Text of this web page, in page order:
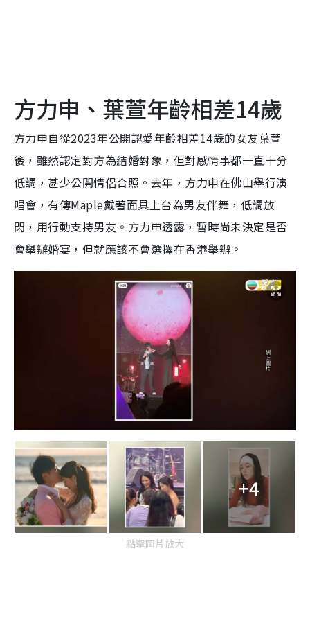
方力申、葉萱年齡相差14歲
方力申自從2023年公開認愛年齡相差14歲的女友葉萱
後，雖然認定對方為結婚對象，但對感情事都一直十分
低調，甚少公開情侶合照。去年，方力申在佛山舉行演
唱會，有傳Maple戴著面具上台為男友伴舞，低調放
閃，用行動支持男友。方力申透露，暫時尚未決定是否
會舉辦婚宴，但就應該不會選擇在香港舉辦。
+4
點擊圖片放大